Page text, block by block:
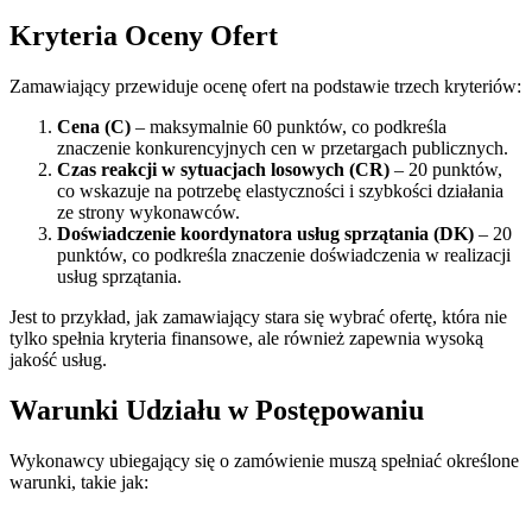
Kryteria Oceny Ofert
Zamawiający przewiduje ocenę ofert na podstawie trzech kryteriów:
Cena (C) – maksymalnie 60 punktów, co podkreśla
znaczenie konkurencyjnych cen w przetargach publicznych.
Czas reakcji w sytuacjach losowych (CR) – 20 punktów,
co wskazuje na potrzebę elastyczności i szybkości działania
ze strony wykonawców.
Doświadczenie koordynatora usług sprzątania (DK) – 20
punktów, co podkreśla znaczenie doświadczenia w realizacji
usług sprzątania.
Jest to przykład, jak zamawiający stara się wybrać ofertę, która nie
tylko spełnia kryteria finansowe, ale również zapewnia wysoką
jakość usług.
Warunki Udziału w Postępowaniu
Wykonawcy ubiegający się o zamówienie muszą spełniać określone
warunki, takie jak: